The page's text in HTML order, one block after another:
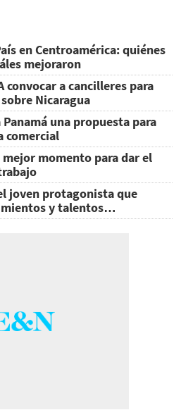
en Centroamérica: quiénes
mejoraron
convocar a cancilleres para
Nicaragua
una propuesta para
comercial
mejor momento para dar el
joven protagonista que
y talentos